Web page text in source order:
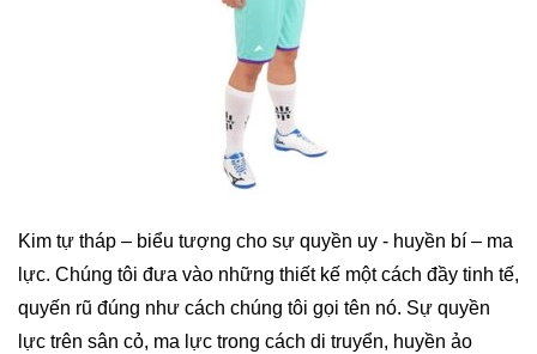
Kim tự tháp – biểu tượng cho sự quyền uy - huyền bí – ma
lực. Chúng tôi đưa vào những thiết kế một cách đầy tinh tế,
quyến rũ đúng như cách chúng tôi gọi tên nó. Sự quyền
lực trên sân cỏ, ma lực trong cách di truyển, huyền ảo